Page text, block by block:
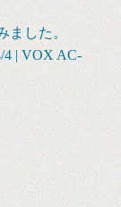
ました。
4 | VOX AC-